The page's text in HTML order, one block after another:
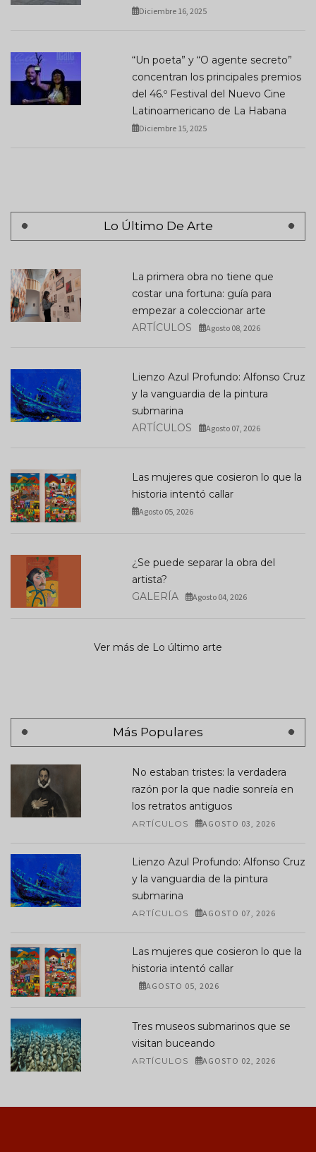
Diciembre 16, 2025
“Un poeta” y “O agente secreto”
concentran los principales premios
del 46.º Festival del Nuevo Cine
Latinoamericano de La Habana
Diciembre 15, 2025
Lo Último De Arte
La primera obra no tiene que
costar una fortuna: guía para
empezar a coleccionar arte
ARTÍCULOS
Agosto 08, 2026
Lienzo Azul Profundo: Alfonso Cruz
y la vanguardia de la pintura
submarina
ARTÍCULOS
Agosto 07, 2026
Las mujeres que cosieron lo que la
historia intentó callar
Agosto 05, 2026
¿Se puede separar la obra del
artista?
GALERÍA
Agosto 04, 2026
Ver más de Lo último arte
Más Populares
No estaban tristes: la verdadera
razón por la que nadie sonreía en
los retratos antiguos
ARTÍCULOS AGOSTO 03, 2026
Lienzo Azul Profundo: Alfonso Cruz
y la vanguardia de la pintura
submarina
ARTÍCULOS AGOSTO 07, 2026
Las mujeres que cosieron lo que la
historia intentó callar
AGOSTO 05, 2026
Tres museos submarinos que se
visitan buceando
ARTÍCULOS AGOSTO 02, 2026